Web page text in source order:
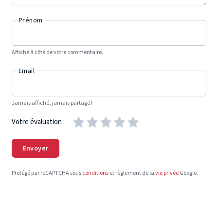
Prénom
Affiché à côté de votre commentaire.
Email
Jamais affiché, jamais partagé !
Votre évaluation :
Envoyer
Protégé par reCAPTCHA sousconditionset règlement de lavie privéeGoogle.